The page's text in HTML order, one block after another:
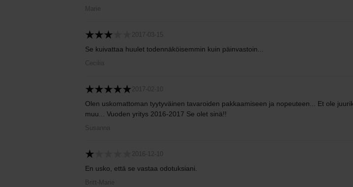
Marie
2017-03-15
Se kuivattaa huulet todennäköisemmin kuin päinvastoin...
Cecilia
2017-02-10
Olen uskomattoman tyytyväinen tavaroiden pakkaamiseen ja nopeuteen... Et ole
muu... Vuoden yritys 2016-2017 Se olet sinä!!
Susanna
2016-12-10
En usko, että se vastaa odotuksiani.
Britt-Marie